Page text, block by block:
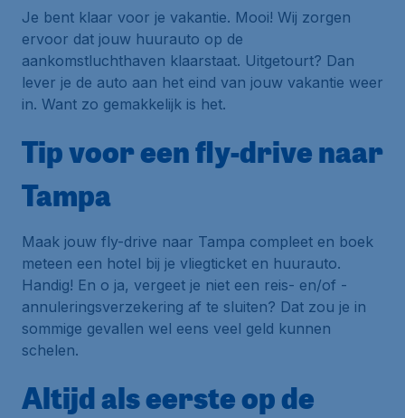
Je bent klaar voor je vakantie. Mooi! Wij zorgen
ervoor dat jouw huurauto op de
aankomstluchthaven klaarstaat. Uitgetourt? Dan
lever je de auto aan het eind van jouw vakantie weer
in. Want zo gemakkelijk is het.
Tip voor een fly-drive naar
Tampa
Maak jouw fly-drive naar Tampa compleet en boek
meteen een hotel bij je vliegticket en huurauto.
Handig! En o ja, vergeet je niet een reis- en/of -
annuleringsverzekering af te sluiten? Dat zou je in
sommige gevallen wel eens veel geld kunnen
schelen.
Altijd als eerste op de